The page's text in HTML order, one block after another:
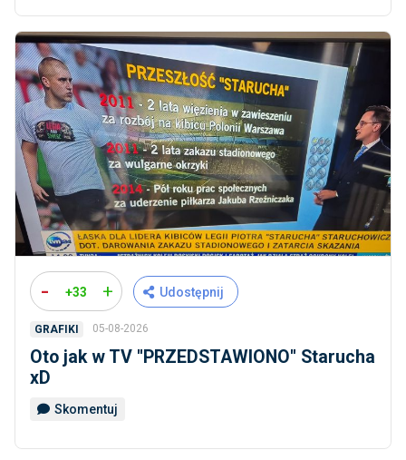
- +33 + Udostępnij
GRAFIKI 05-08-2026
Oto jak w TV ''PRZEDSTAWIONO'' Starucha
xD
Skomentuj